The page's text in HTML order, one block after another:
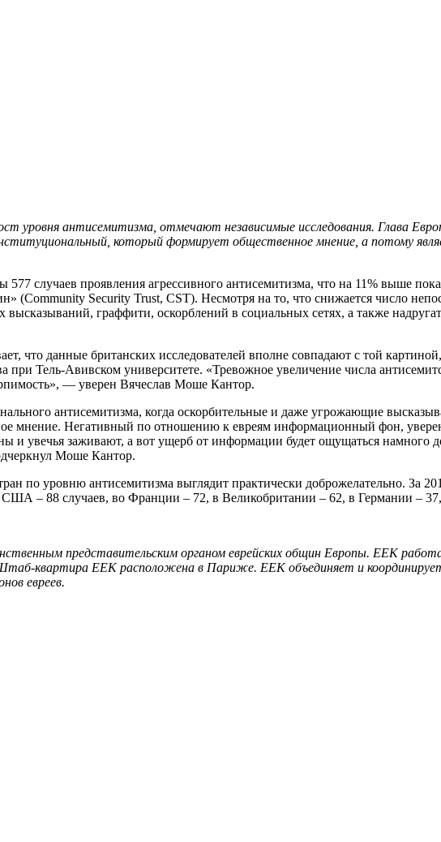
уровня антисемитизма, отмечают независимые исследования. Глава
который формирует общественное мнение, а потому
случаев проявления агрессивного антисемитизма, что на 11% выше
(Community Security Trust, CST). Несмотря на то, что снижается число
граффити, оскорблений в социальных сетях, а также
что данные британских исследователей вполне совпадают с той
при Тель-Авивском университете. «Тревожное увеличение числа
— уверен Вячеслав Моше Кантор.
антисемитизма, когда оскорбительные и даже угрожающие
мнение. Негативный по отношению к евреям информационный фон,
и увечья заживают, а вот ущерб от информации будет ощущаться
Моше Кантор.
по уровню антисемитизма выглядит практически доброжелательно. За
США – 88 случаев, во Франции – 72, в Великобритании – 62, в Германии –
представительским органом еврейских общин Европы. ЕЕК
квартира ЕЕК расположена в Париже. ЕЕК объединяет и координирует
евреев.